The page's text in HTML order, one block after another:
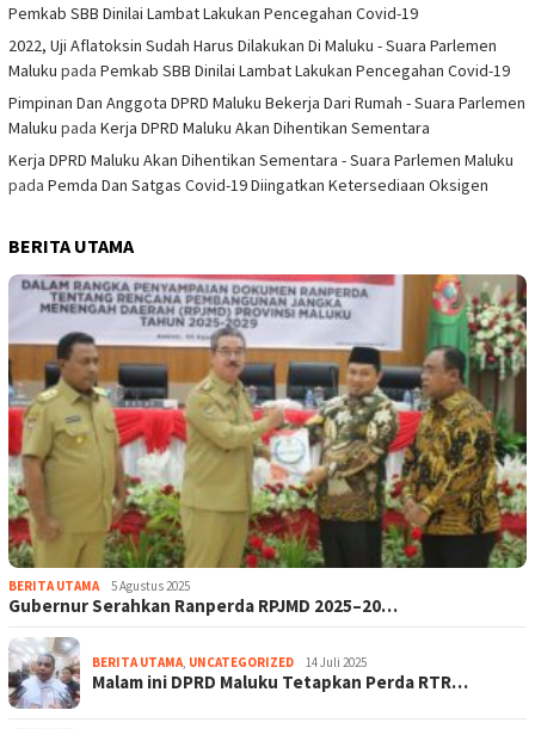
Pemkab SBB Dinilai Lambat Lakukan Pencegahan Covid-19
2022, Uji Aflatoksin Sudah Harus Dilakukan Di Maluku - Suara Parlemen
Maluku pada Pemkab SBB Dinilai Lambat Lakukan Pencegahan Covid-19
Pimpinan Dan Anggota DPRD Maluku Bekerja Dari Rumah - Suara Parlemen
Maluku pada Kerja DPRD Maluku Akan Dihentikan Sementara
Kerja DPRD Maluku Akan Dihentikan Sementara - Suara Parlemen Maluku
pada Pemda Dan Satgas Covid-19 Diingatkan Ketersediaan Oksigen
BERITA UTAMA
BERITA UTAMA 5 Agustus 2025
Gubernur Serahkan Ranperda RPJMD 2025–20…
BERITA UTAMA UNCATEGORIZED 14 Juli 2025
Malam ini DPRD Maluku Tetapkan Perda RTR…